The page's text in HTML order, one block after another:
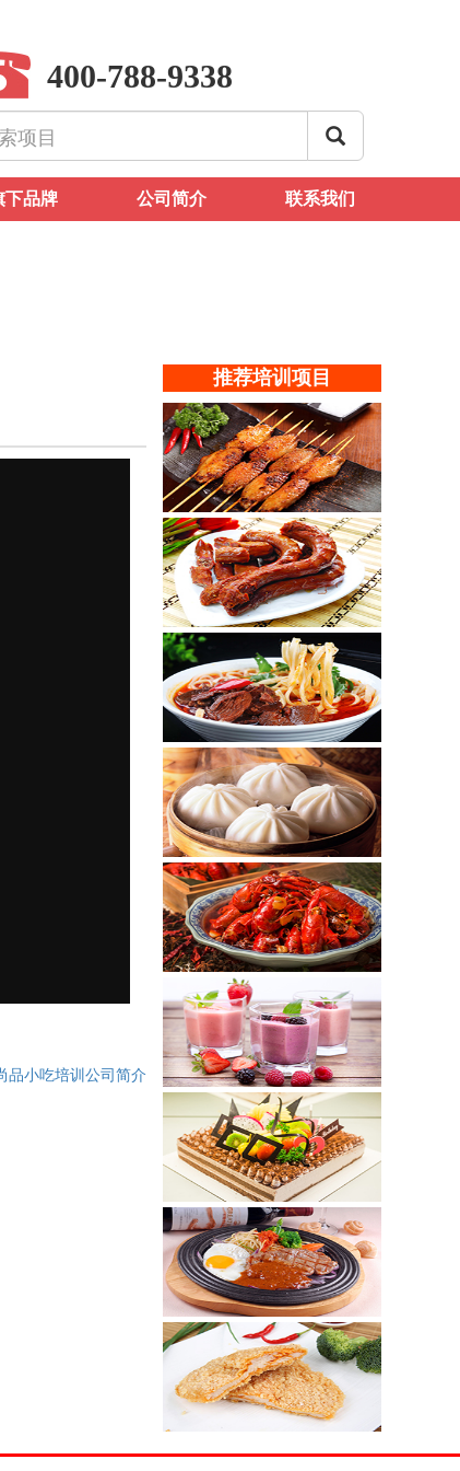
400-788-9338
下品牌 公司简介 联系我们
品小吃培训公司简介
推荐培训项目
烧烤涮烫系列
北京烤鸭培训
卤味烧腊系列
南粉北面系列
早点面点系列
厨师简餐系列
茶饮冰淇淋系列
蛋糕烘焙系列
日韩西餐系列
港台名吃系列